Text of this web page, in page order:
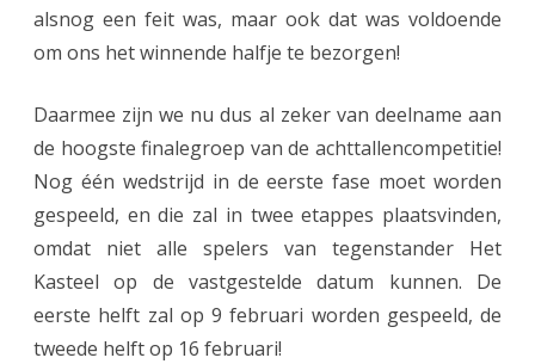
t
7
j
a
n
u
alsnog een feit was, maar ook dat was voldoende
om ons het winnende halfje te bezorgen!
Daarmee zijn we nu dus al zeker van deelname aan
de hoogste finalegroep van de achttallencompetitie!
Nog één wedstrijd in de eerste fase moet worden
gespeeld, en die zal in twee etappes plaatsvinden,
omdat niet alle spelers van tegenstander Het
Kasteel op de vastgestelde datum kunnen. De
eerste helft zal op 9 februari worden gespeeld, de
tweede helft op 16 februari!